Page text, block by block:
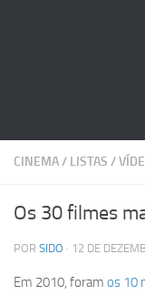
CINEMA/ LISTAS /
Os 30 filmes
POR SIDO · 12 DE
Em 2010, foram os 10